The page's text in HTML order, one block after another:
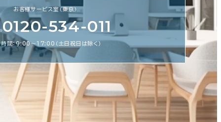
ビルの情報がすぐに欲しい！ そんな
商事へお問い合わせください。 より
り正確に、より良い情報をお届けしま
お客様サービス室（東京）
0120-534-011
間：9:00〜17:00（土日祝日は除く）